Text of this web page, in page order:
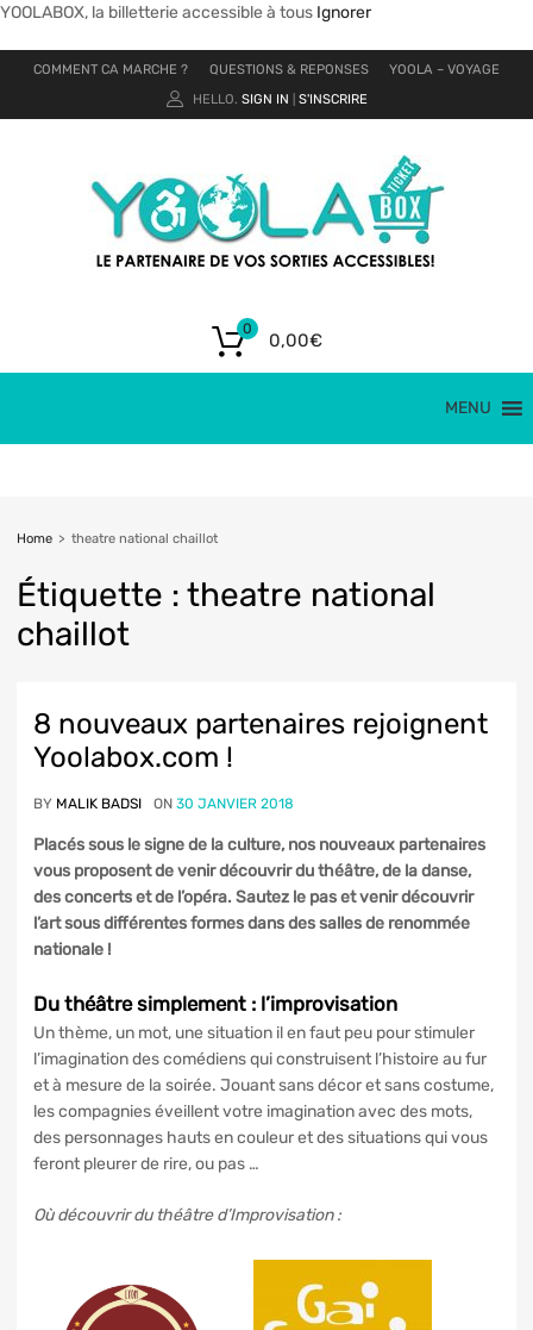
YOOLABOX, la billetterie accessible à tous Ignorer
COMMENT CA MARCHE ? QUESTIONS & REPONSES
YOOLA – VOYAGE
HELLO. SIGN IN S'INSCRIRE
0,00€
0
MENU
Home > theatre national chaillot
Étiquette : theatre national
chaillot
8 nouveaux partenaires rejoignent
Yoolabox.com !
BY MALIK BADSI ON 30 JANVIER 2018
Placés sous le signe de la culture, nos nouveaux partenaires
vous proposent de venir découvrir du théâtre, de la danse,
des concerts et de l’opéra. Sautez le pas et venir découvrir
l’art sous différentes formes dans des salles de renommée
nationale !
Du théâtre simplement : l’improvisation
Un thème, un mot, une situation il en faut peu pour stimuler
l’imagination des comédiens qui construisent l’histoire au fur
et à mesure de la soirée. Jouant sans décor et sans costume,
les compagnies éveillent votre imagination avec des mots,
des personnages hauts en couleur et des situations qui vous
feront pleurer de rire, ou pas …
Où découvrir du théâtre d’Improvisation :